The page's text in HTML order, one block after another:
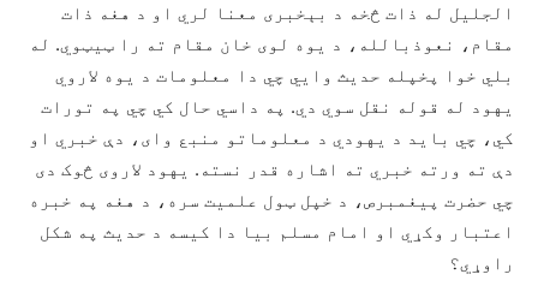
الجلیل له ذات څخه د بېخبری معنا لري او د هغه ذات
مقام، نعوذبالله، د یوه لوی خان مقام ته را ټیټوي. له
بلي خوا پخپله حدیث وايي چي دا معلومات د یوه لاروي
یهود له قوله نقل سوي دي. په داسي حال کي چي په تورات
کي، چي باید د یهودي د معلوماتو منبع وای، دې خبري او
دې ته ورته خبري ته اشاره قدر نسته. یهود لاروی څوک دی
چي حضرت پیغمبرص، د خپل ټول علمیت سره، د هغه په خبره
اعتبار وکړي او امام مسلم بیا دا کیسه د حدیث په شکل
راوړي؟